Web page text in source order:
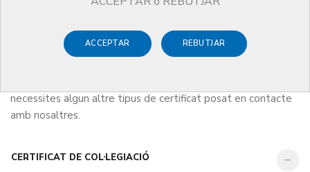
ACCEPTAR REBUTJAR
col·legials
necessites algun altre tipus de certificat posat en contacte
amb nosaltres.
CERTIFICAT DE COL·LEGIACIÓ